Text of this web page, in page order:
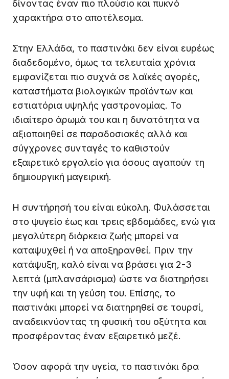
δίνοντας έναν πιο πλούσιο και πυκνό
χαρακτήρα στο αποτέλεσμα.
Στην Ελλάδα, το παστινάκι δεν είναι ευρέως
διαδεδομένο, όμως τα τελευταία χρόνια
εμφανίζεται πιο συχνά σε λαϊκές αγορές,
καταστήματα βιολογικών προϊόντων και
εστιατόρια υψηλής γαστρονομίας. Το
ιδιαίτερο άρωμά του και η δυνατότητα να
αξιοποιηθεί σε παραδοσιακές αλλά και
σύγχρονες συνταγές το καθιστούν
εξαιρετικό εργαλείο για όσους αγαπούν τη
δημιουργική μαγειρική.
Η συντήρησή του είναι εύκολη. Φυλάσσεται
στο ψυγείο έως και τρεις εβδομάδες, ενώ για
μεγαλύτερη διάρκεια ζωής μπορεί να
καταψυχθεί ή να αποξηρανθεί. Πριν την
κατάψυξη, καλό είναι να βράσει για 2-3
λεπτά (μπλανσάρισμα) ώστε να διατηρήσει
την υφή και τη γεύση του. Επίσης, το
παστινάκι μπορεί να διατηρηθεί σε τουρσί,
αναδεικνύοντας τη φυσική του οξύτητα και
προσφέροντας έναν εξαιρετικό μεζέ.
Όσον αφορά την υγεία, το παστινάκι δρα